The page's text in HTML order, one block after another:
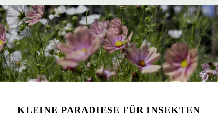
KLEINE PARADIESE FÜR INSEKTEN